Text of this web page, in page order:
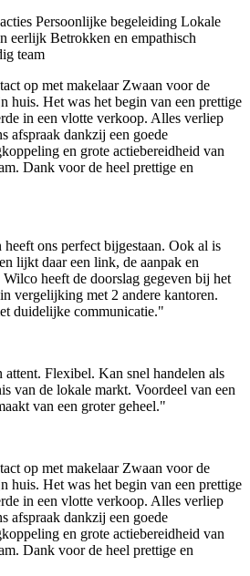
Persoonlijke begeleiding Lokale
eerlijk Betrokken en empathisch
team
op met makelaar Zwaan voor de
huis. Het was het begin van een prettige
in een vlotte verkoop. Alles verliep
afspraak dankzij een goede
en grote actiebereidheid van
Dank voor de heel prettige en
ons perfect bijgestaan. Ook al is
lijkt daar een link, de aanpak en
heeft de doorslag gegeven bij het
vergelijking met 2 andere kantoren.
duidelijke communicatie."
Flexibel. Kan snel handelen als
van de lokale markt. Voordeel van een
van een groter geheel."
op met makelaar Zwaan voor de
huis. Het was het begin van een prettige
in een vlotte verkoop. Alles verliep
afspraak dankzij een goede
en grote actiebereidheid van
Dank voor de heel prettige en